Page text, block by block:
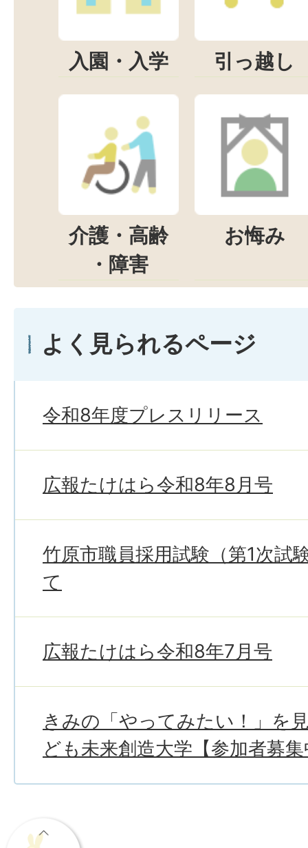
入園・入学 引っ越し
介護・高齢
・障害
お悔み
よく見られるページ
令和8年度プレスリリース
広報たけはら令和8年8月号
竹原市職員採用試験（第1次試
て
広報たけはら令和8年7月号
きみの「やってみたい！」を
ども未来創造大学【参加者募